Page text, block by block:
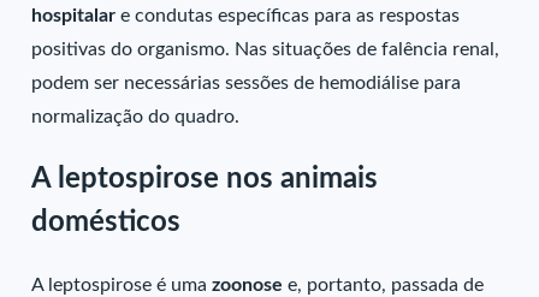
hospitalar e condutas específicas para as respostas
positivas do organismo. Nas situações de falência renal,
podem ser necessárias sessões de hemodiálise para
normalização do quadro.
A leptospirose nos animais
domésticos
A leptospirose é umazoonosee, portanto, passada de